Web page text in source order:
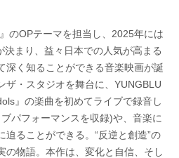
のOPテーマを担当し、2025年には
決まり、益々日本での人気が高まる
深く知ることができる音楽映画が誕
ザ・スタジオを舞台に、YUNGBLU
』の楽曲を初めてライブで録音し
パフォーマンスを収録)や、音楽に
迫ることができる。“反逆と創造”の
の物語。本作は、変化と自信、そし